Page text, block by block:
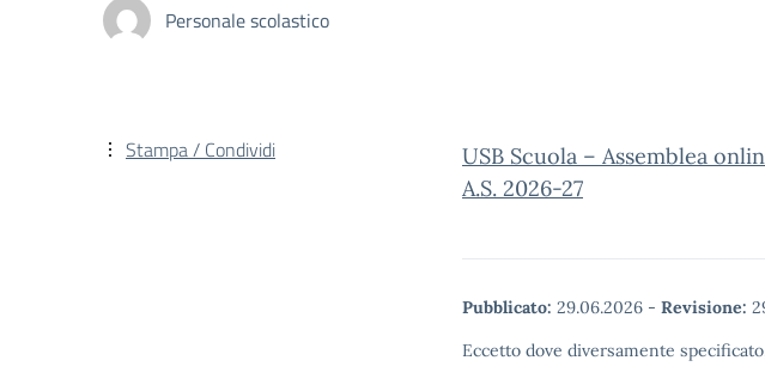
Personale scolastico
USB Scuola – Assemblea
A.S. 2026-27
Pubblicato: 29.06.2026 - Revisione:
Eccetto dove diversamente
Stampa / Condividi